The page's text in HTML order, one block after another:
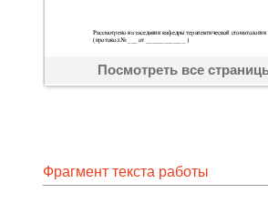
Посмотреть все
Фрагмент текста работы